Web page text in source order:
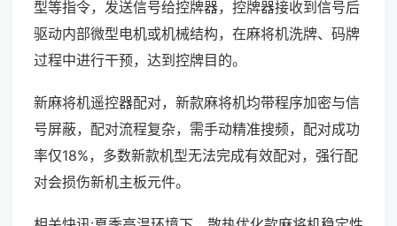
型等指令，发送信号给控牌器，控牌器接收到信号后
驱动内部微型电机或机械结构，在麻将机洗牌、码牌
过程中进行干预，达到控牌目的。
新麻将机遥控器配对，新款麻将机均带程序加密与信
号屏蔽，配对流程复杂，需手动精准搜频，配对成功
率仅18%，多数新款机型无法完成有效配对，强行配
对会损伤新机主板元件。